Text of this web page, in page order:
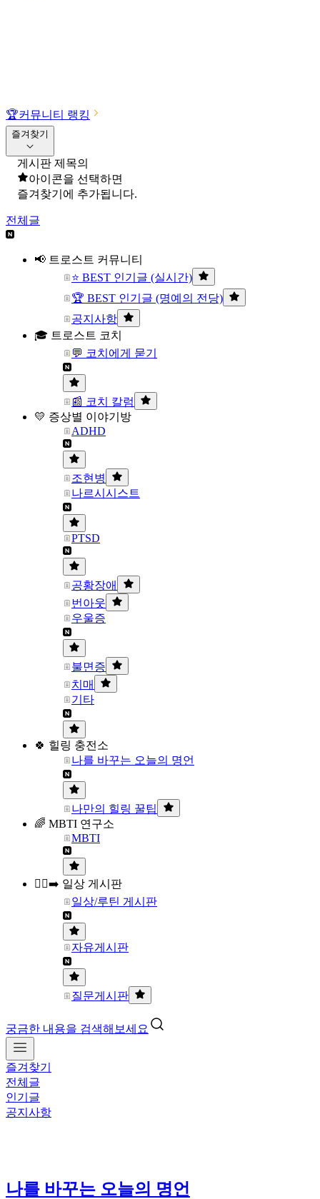
🏆커뮤니티 랭킹
즐겨찾기
게시판 제목의
아이콘을 선택하면
즐겨찾기에 추가됩니다.
전체글
📢 트로스트 커뮤니티
⭐ BEST 인기글 (실시간)
🏆 BEST 인기글 (명예의 전당)
공지사항
🎓 트로스트 코치
💬 코치에게 묻기
📰 코치 칼럼
💛 증상별 이야기방
ADHD
조현병
나르시시스트
PTSD
공황장애
번아웃
우울증
불면증
치매
기타
🍀 힐링 충전소
나를 바꾸는 오늘의 명언
나만의 힐링 꿀팁
🌈 MBTI 연구소
MBTI
🏃‍♀️‍➡️ 일상 게시판
일상/루틴 게시판
자유게시판
질문게시판
궁금한 내용을 검색해보세요
즐겨찾기
전체글
인기글
공지사항
나를 바꾸는 오늘의 명언